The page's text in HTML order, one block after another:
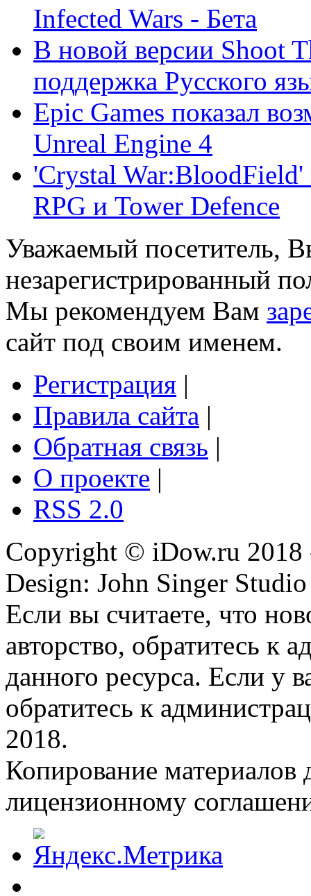
Infected Wars - Бета
В новой версии Shoot
поддержка Русского
Epic Games показал
Unreal Engine 4
'Crystal War:BloodField'
RPG и Tower Defence
Уважаемый посетитель,
незарегистрированный
Мы рекомендуем Вам
сайт под своим именем.
Регистрация |
Правила сайта |
Обратная связь |
О проекте |
RSS 2.0
Copyright © iDow.ru 2018
Design: John Singer Studio
Если вы считаете, что
авторство, обратитесь к
данного ресурса. Если у
обратитесь к
2018.
Копирование материалов
лицензионному